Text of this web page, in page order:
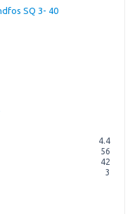
4.4
56
42
3